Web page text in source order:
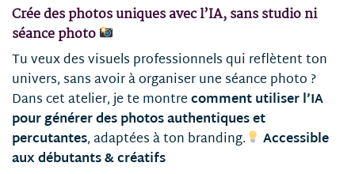
Crée des photos uniques avec l’IA, sans studio ni
séance photo
Tu veux des visuels professionnels qui reflètent ton
univers, sans avoir à organiser une séance photo ?
Dans cet atelier, je te montrecomment utiliser l’IA
pour générer des photos authentiques et
percutantes, adaptées à ton branding.
Accessible
aux débutants & créatifs